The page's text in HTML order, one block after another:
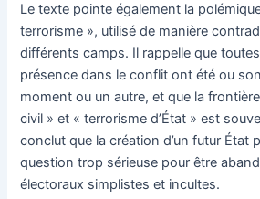
Le texte pointe également la
terrorisme », utilisé de manière
différents camps. Il rappelle que
présence dans le conflit ont été ou
moment ou un autre, et que la
civil » et « terrorisme d’État » est
conclut que la création d’un futur État
question trop sérieuse pour être
électoraux simplistes et incultes.